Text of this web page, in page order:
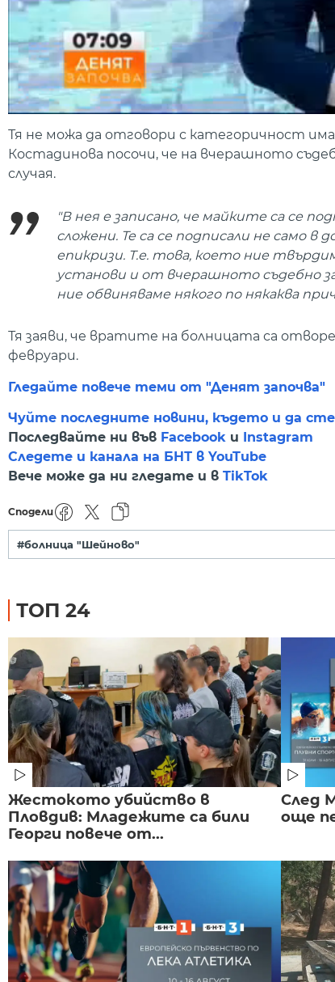
Тя не можа да отговори с категоричност
Костадинова посочи, че на вчерашното
случая.
"В нея е записано, че майките са се
сложени. Те са се подписали не само
епикризи. Т.е. това, което ние
установи и от вчерашното съдебно
ние обвиняваме някого по някаква
Тя заяви, че вратите на болницата са
февруари.
Гледайте повече теми от "Денят започва"
Чуйте последните новини, където и да
Последвайте ни във Facebook и Instagram
Следете и канала на БНТ в YouTube
Вече може да ни гледате и в TikTok
Сподели
#болница "Шейново"
ТОП 24
Жестокото убийство в
Пловдив: Младежите са били
Георги повече от...
След
още